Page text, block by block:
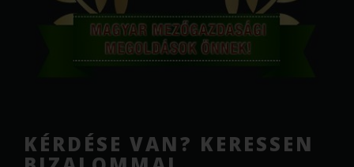
KÉRDÉSE VAN? KERESSEN